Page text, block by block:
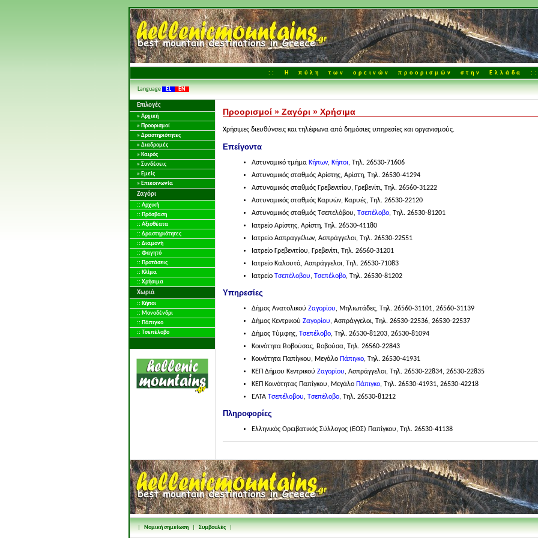
:: Η πύλη των ορεινών προορισμών στην Ελλάδα
Language EL EN
Επιλογές
» Αρχική
» Προορισμοί
» Δραστηριότητες
» Διαδρομές
» Καιρός
» Συνδέσεις
» Εμείς
» Επικοινωνία
Ζαγόρι
:: Αρχική
:: Πρόσβαση
:: Αξιοθέατα
:: Δραστηριότητες
:: Διαμονή
:: Φαγητό
:: Προτάσεις
:: Κλίμα
:: Χρήσιμα
Χωριά
:: Κήποι
:: Μονοδένδρι
:: Πάπιγκο
:: Τσεπέλοβο
Προορισμοί » Ζαγόρι » Χρήσιμα
Χρήσιμες διευθύνσεις και τηλέφωνα από δημόσιες υπηρεσίες και οργανισμούς.
Επείγοντα
Αστυνομικό τμήμα Κήπων, Κήποι, Τηλ. 26530-71606
Αστυνομικός σταθμός Αρίστης, Αρίστη, Τηλ. 26530-41294
Αστυνομικός σταθμός Γρεβενιτίου, Γρεβενίτι, Τηλ. 26560-31222
Αστυνομικός σταθμός Καρυών, Καρυές, Τηλ. 26530-22120
Αστυνομικός σταθμός Τσεπελόβου, Τσεπέλοβο, Τηλ. 26530-81201
Ιατρείο Αρίστης, Αρίστη, Τηλ. 26530-41180
Ιατρείο Ασπραγγέλων, Ασπράγγελοι, Τηλ. 26530-22551
Ιατρείο Γρεβενιτίου, Γρεβενίτι, Τηλ. 26560-31201
Ιατρείο Καλουτά, Ασπράγγελοι, Τηλ. 26530-71083
Ιατρείο Τσεπέλοβου, Τσεπέλοβο, Τηλ. 26530-81202
Υπηρεσίες
Δήμος Ανατολικού Ζαγορίου, Μηλιωτάδες, Τηλ. 26560-31101, 26560-31139
Δήμος Κεντρικού Ζαγορίου, Ασπράγγελοι, Τηλ. 26530-22536, 26530-22537
Δήμος Τύμφης, Τσεπέλοβο, Τηλ. 26530-81203, 26530-81094
Κοινότητα Βοβούσας, Βοβούσα, Τηλ. 26560-22843
Κοινότητα Παπίγκου, Μεγάλο Πάπιγκο, Τηλ. 26530-41931
ΚΕΠ Δήμου Κεντρικού Ζαγορίου, Ασπράγγελοι, Τηλ. 26530-22834, 26530-22835
ΚΕΠ Κοινότητας Παπίγκου, Μεγάλο Πάπιγκο, Τηλ. 26530-41931, 26530-42218
ΕΛΤΑ Τσεπέλοβου, Τσεπέλοβο, Τηλ. 26530-81212
Πληροφορίες
Ελληνικός Ορειβατικός Σύλλογος (ΕΟΣ) Παπίγκου, Τηλ. 26530-41138
Νομική σημείωση Συμβουλές